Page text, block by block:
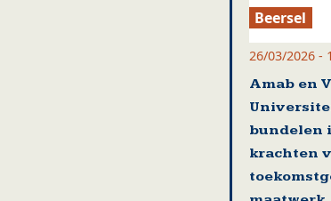
Beersel
26/03/2026 -
Amab en
bundelen
krachten